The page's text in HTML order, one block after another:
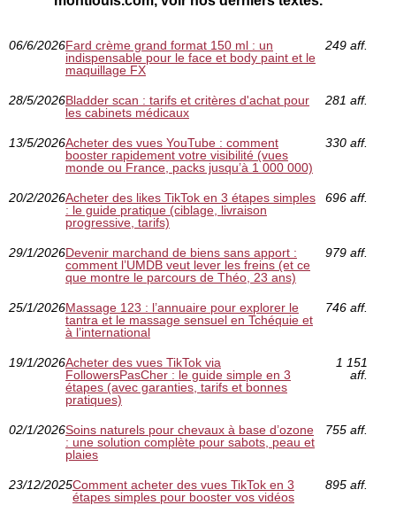
06/6/2026Fard crème grand format 150 ml : un
indispensable pour le face et body paint et le
maquillage FX
249 aff.
28/5/2026Bladder scan : tarifs et critères d'achat pour
les cabinets médicaux
281 aff.
13/5/2026Acheter des vues YouTube : comment
booster rapidement votre visibilité (vues
monde ou France, packs jusqu’à 1 000 000)
330 aff.
20/2/2026Acheter des likes TikTok en 3 étapes simples
: le guide pratique (ciblage, livraison
progressive, tarifs)
696 aff.
29/1/2026Devenir marchand de biens sans apport :
comment l’UMDB veut lever les freins (et ce
que montre le parcours de Théo, 23 ans)
979 aff.
25/1/2026Massage 123 : l’annuaire pour explorer le
tantra et le massage sensuel en Tchéquie et
à l’international
746 aff.
19/1/2026Acheter des vues TikTok via
FollowersPasCher : le guide simple en 3
étapes (avec garanties, tarifs et bonnes
pratiques)
1 151
aff.
02/1/2026Soins naturels pour chevaux à base d’ozone
: une solution complète pour sabots, peau et
plaies
755 aff.
23/12/2025Comment acheter des vues TikTok en 3
étapes simples pour booster vos vidéos
895 aff.